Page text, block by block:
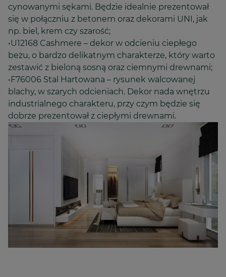
cynowanymi sękami. Będzie idealnie prezentował
się w połączniu z betonem oraz dekorami UNI, jak
np. biel, krem czy szarość;
•U12168 Cashmere – dekor w odcieniu ciepłego
beżu, o bardzo delikatnym charakterze, który warto
zestawić z bieloną sosną oraz ciemnymi drewnami;
•F76006 Stal Hartowana – rysunek walcowanej
blachy, w szarych odcieniach. Dekor nada wnętrzu
industrialnego charakteru, przy czym będzie się
dobrze prezentował z ciepłymi drewnami.